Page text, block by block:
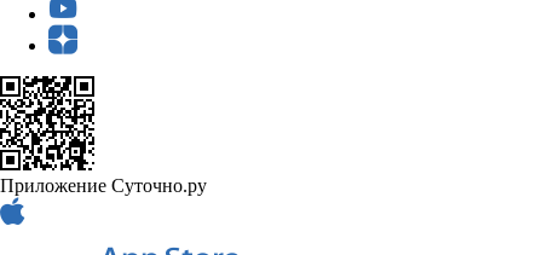
Приложение Суточно.ру